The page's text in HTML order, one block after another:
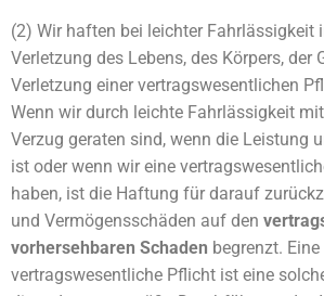
(2) Wir haften bei leichter Fahrlässigkeit
Verletzung des Lebens, des Körpers, der
Verletzung einer vertragswesentlichen
Wenn wir durch leichte Fahrlässigkeit
Verzug geraten sind, wenn die Leistung
ist oder wenn wir eine
haben, ist die Haftung für darauf
und Vermögensschäden auf den
vorhersehbaren Schaden begrenzt. Eine
vertragswesentliche Pflicht ist eine